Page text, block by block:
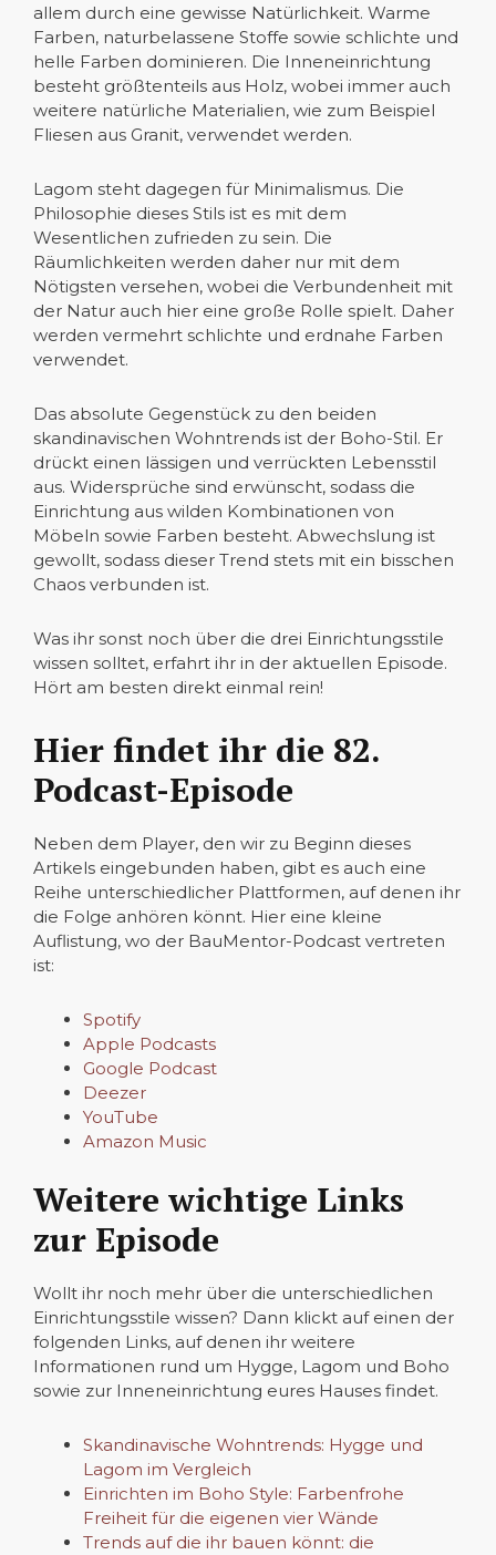
allem durch eine gewisse Natürlichkeit. Warme
Farben, naturbelassene Stoffe sowie schlichte und
helle Farben dominieren. Die Inneneinrichtung
besteht größtenteils aus Holz, wobei immer auch
weitere natürliche Materialien, wie zum Beispiel
Fliesen aus Granit, verwendet werden.
Lagom steht dagegen für Minimalismus. Die
Philosophie dieses Stils ist es mit dem
Wesentlichen zufrieden zu sein. Die
Räumlichkeiten werden daher nur mit dem
Nötigsten versehen, wobei die Verbundenheit mit
der Natur auch hier eine große Rolle spielt. Daher
werden vermehrt schlichte und erdnahe Farben
verwendet.
Das absolute Gegenstück zu den beiden
skandinavischen Wohntrends ist der Boho-Stil. Er
drückt einen lässigen und verrückten Lebensstil
aus. Widersprüche sind erwünscht, sodass die
Einrichtung aus wilden Kombinationen von
Möbeln sowie Farben besteht. Abwechslung ist
gewollt, sodass dieser Trend stets mit ein bisschen
Chaos verbunden ist.
Was ihr sonst noch über die drei Einrichtungsstile
wissen solltet, erfahrt ihr in der aktuellen Episode.
Hört am besten direkt einmal rein!
Hier findet ihr die 82.
Podcast-Episode
Neben dem Player, den wir zu Beginn dieses
Artikels eingebunden haben, gibt es auch eine
Reihe unterschiedlicher Plattformen, auf denen ihr
die Folge anhören könnt. Hier eine kleine
Auflistung, wo der BauMentor-Podcast vertreten
ist:
Spotify
Apple Podcasts
Google Podcast
Deezer
YouTube
Amazon Music
Weitere wichtige Links
zur Episode
Wollt ihr noch mehr über die unterschiedlichen
Einrichtungsstile wissen? Dann klickt auf einen der
folgenden Links, auf denen ihr weitere
Informationen rund um Hygge, Lagom und Boho
sowie zur Inneneinrichtung eures Hauses findet.
Skandinavische Wohntrends: Hygge und
Lagom im Vergleich
Einrichten im Boho Style: Farbenfrohe
Freiheit für die eigenen vier Wände
Trends auf die ihr bauen könnt: die